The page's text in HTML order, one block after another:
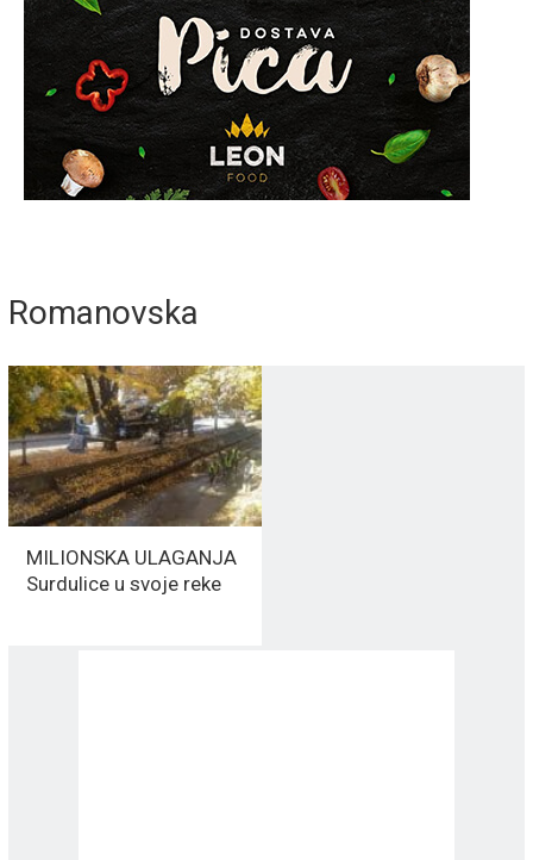
Romanovska
MILIONSKA ULAGANJA
Surdulice u svoje reke